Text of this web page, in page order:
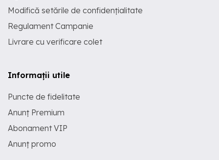
Modifică setările de confidențialitate
Regulament Campanie
Livrare cu verificare colet
Informații utile
Puncte de fidelitate
Anunț Premium
Abonament VIP
Anunț promo